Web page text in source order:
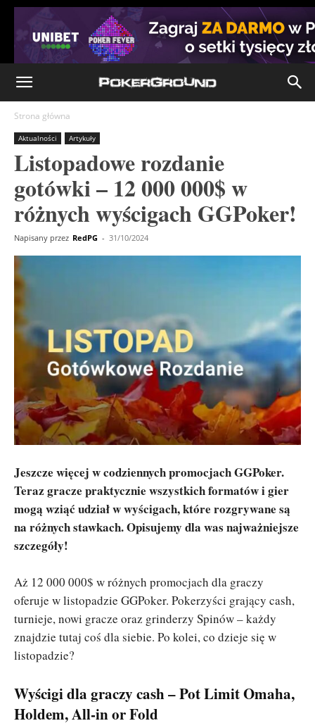
Strona główna
Aktualności Artykuły
Listopadowe rozdanie
gotówki – 12 000 000$ w
różnych wyścigach GGPoker!
Napisany przez RedPG - 31/10/2024
Jeszcze więcej w codziennych promocjach GGPoker.
Teraz gracze praktycznie wszystkich formatów i gier
mogą wziąć udział w wyścigach, które rozgrywane są
na różnych stawkach. Opisujemy dla was najważniejsze
szczegóły!
Aż 12 000 000$ w różnych promocjach dla graczy
oferuje w listopadzie GGPoker. Pokerzyści grający cash,
turnieje, nowi gracze oraz grinderzy Spinów – każdy
znajdzie tutaj coś dla siebie. Po kolei, co dzieje się w
listopadzie?
Wyścigi dla graczy cash – Pot Limit Omaha,
Holdem, All-in or Fold